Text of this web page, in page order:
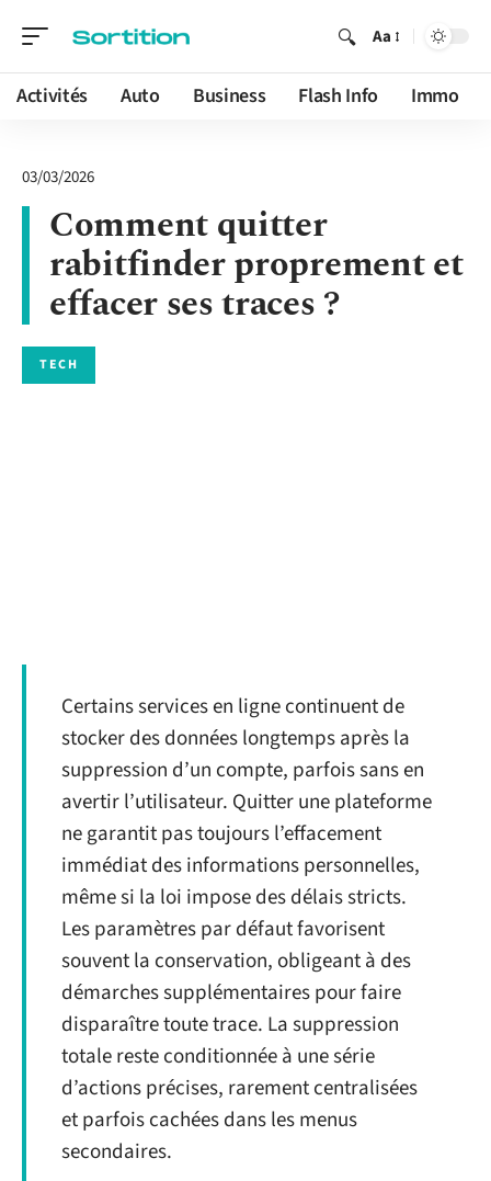
Aa
Activités Auto Business Flash Info Immo
03/03/2026
Comment quitter
rabitfinder proprement et
effacer ses traces ?
TECH
Certains services en ligne continuent de
stocker des données longtemps après la
suppression d’un compte, parfois sans en
avertir l’utilisateur. Quitter une plateforme
ne garantit pas toujours l’effacement
immédiat des informations personnelles,
même si la loi impose des délais stricts.
Les paramètres par défaut favorisent
souvent la conservation, obligeant à des
démarches supplémentaires pour faire
disparaître toute trace. La suppression
totale reste conditionnée à une série
d’actions précises, rarement centralisées
et parfois cachées dans les menus
secondaires.